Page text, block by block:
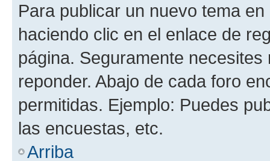
Para publicar un nuevo tema
haciendo clic en el enlace de
página. Seguramente
reponder. Abajo de cada foro
permitidas. Ejemplo: Puedes
las encuestas, etc.
Arriba